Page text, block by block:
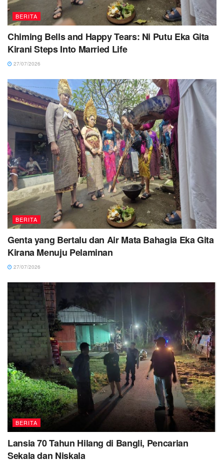
BERITA
Chiming Bells and Happy Tears: Ni Putu Eka Gita
Kirani Steps Into Married Life
27/07/2026
BERITA
Genta yang Bertalu dan Air Mata Bahagia Eka Gita
Kirana Menuju Pelaminan
27/07/2026
BERITA
Lansia 70 Tahun Hilang di Bangli, Pencarian
Sekala dan Niskala